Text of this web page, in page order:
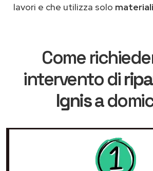
lavori e che utilizza solo
Come
intervento di
Ignisa